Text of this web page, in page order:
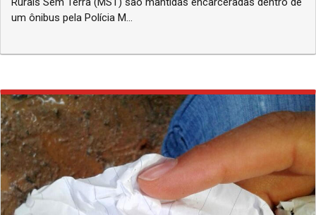
um ônibus pela Polícia M...